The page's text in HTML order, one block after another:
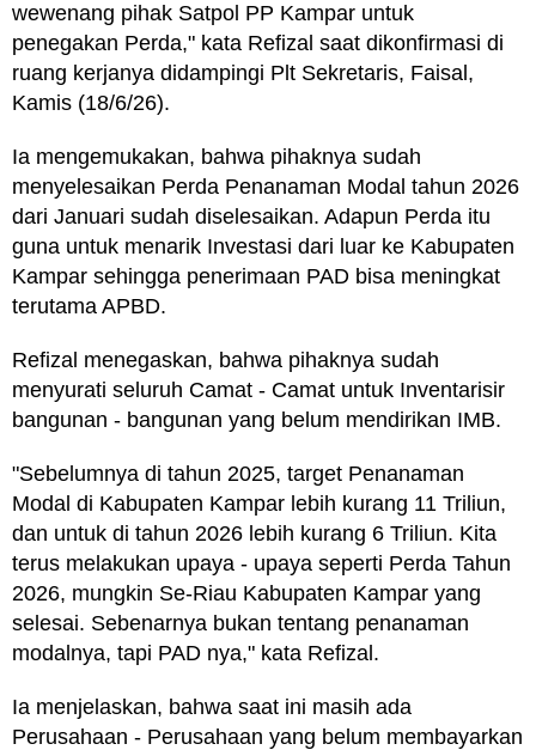
wewenang pihak Satpol PP Kampar untuk
penegakan Perda," kata Refizal saat dikonfirmasi di
ruang kerjanya didampingi Plt Sekretaris, Faisal,
Kamis (18/6/26).
Ia mengemukakan, bahwa pihaknya sudah
menyelesaikan Perda Penanaman Modal tahun 2026
dari Januari sudah diselesaikan. Adapun Perda itu
guna untuk menarik Investasi dari luar ke Kabupaten
Kampar sehingga penerimaan PAD bisa meningkat
terutama APBD.
Refizal menegaskan, bahwa pihaknya sudah
menyurati seluruh Camat - Camat untuk Inventarisir
bangunan - bangunan yang belum mendirikan IMB.
"Sebelumnya di tahun 2025, target Penanaman
Modal di Kabupaten Kampar lebih kurang 11 Triliun,
dan untuk di tahun 2026 lebih kurang 6 Triliun. Kita
terus melakukan upaya - upaya seperti Perda Tahun
2026, mungkin Se-Riau Kabupaten Kampar yang
selesai. Sebenarnya bukan tentang penanaman
modalnya, tapi PAD nya," kata Refizal.
Ia menjelaskan, bahwa saat ini masih ada
Perusahaan - Perusahaan yang belum membayarkan